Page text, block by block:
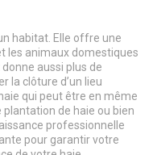
habitat. Elle offre une
les animaux domestiques
aussi plus de
la clôture d’un lieu
qui peut être en même
de haie ou bien
professionnelle
pour garantir votre